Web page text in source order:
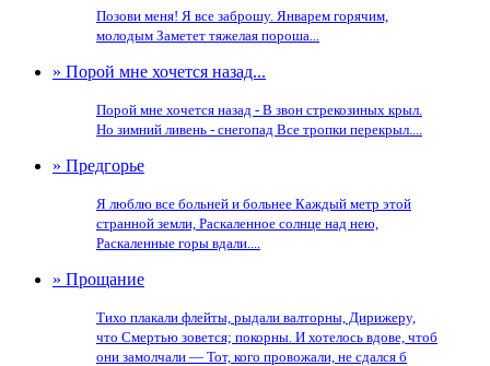
Позови меня! Я все заброшу. Январем горячим,
молодым Заметет тяжелая пороша...
» Порой мне хочется назад...
Порой мне хочется назад - В звон стрекозиных крыл.
Но зимний ливень - снегопад Все тропки перекрыл....
» Предгорье
Я люблю все больней и больнее Каждый метр этой
странной земли, Раскаленное солнце над нею,
Раскаленные горы вдали....
» Прощание
Тихо плакали флейты, рыдали валторны, Дирижеру,
что Смертью зовется; покорны. И хотелось вдове, чтоб
они замолчали — Тот, кого провожали, не сдался б